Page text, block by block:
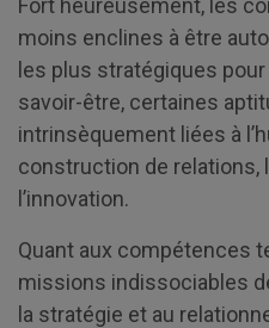
Fort heureusement, les
moins enclines à être
les plus stratégiques
savoir-être, certaines
intrinsèquement liées à
construction de relations,
l’innovation.
Quant aux compétences
missions indissociables
la stratégie et au